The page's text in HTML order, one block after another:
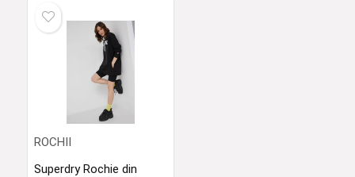
ROCHII
Superdry Rochie din